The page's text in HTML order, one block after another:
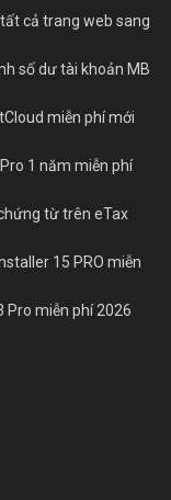
cả trang web sang
số dư tài khoản MB
miễn phí mới
1 năm miễn phí
từ trên eTax
15 PRO miễn
Pro miễn phí 2026